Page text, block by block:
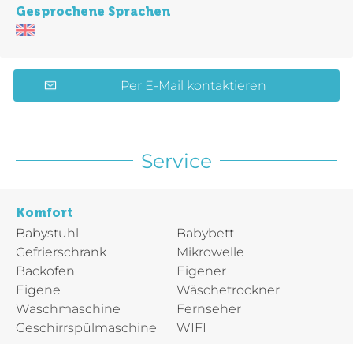
Gesprochene Sprachen
Per E-Mail kontaktieren
Service
Komfort
Babystuhl
Gefrierschrank
Backofen
Eigene
Waschmaschine
Geschirrspülmaschine
Babybett
Mikrowelle
Eigener
Wäschetrockner
Fernseher
WIFI